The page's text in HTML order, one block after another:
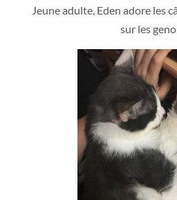
Jeune adulte, Eden adore les
sur les